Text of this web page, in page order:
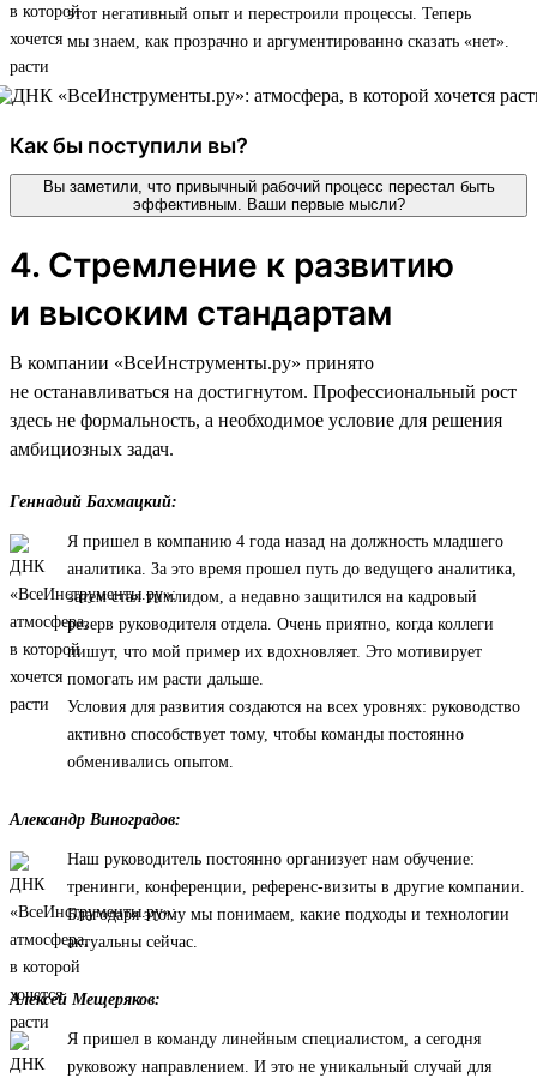
этот негативный опыт и перестроили процессы. Теперь
мы знаем, как прозрачно и аргументированно сказать «нет».
Как бы поступили вы?
Вы заметили, что привычный рабочий процесс перестал быть
эффективным. Ваши первые мысли?
4. Стремление к развитию
и высоким стандартам
В компании «ВсеИнструменты.ру» принято
не останавливаться на достигнутом. Профессиональный рост
здесь не формальность, а необходимое условие для решения
амбициозных задач.
Геннадий Бахмацкий:
Я пришел в компанию 4 года назад на должность младшего
аналитика. За это время прошел путь до ведущего аналитика,
затем стал тимлидом, а недавно защитился на кадровый
резерв руководителя отдела. Очень приятно, когда коллеги
пишут, что мой пример их вдохновляет. Это мотивирует
помогать им расти дальше.
Условия для развития создаются на всех уровнях: руководство
активно способствует тому, чтобы команды постоянно
обменивались опытом.
Александр Виноградов:
Наш руководитель постоянно организует нам обучение:
тренинги, конференции, референс-визиты в другие компании.
Благодаря этому мы понимаем, какие подходы и технологии
актуальны сейчас.
Алексей Мещеряков:
Я пришел в команду линейным специалистом, а сегодня
руковожу направлением. И это не уникальный случай для